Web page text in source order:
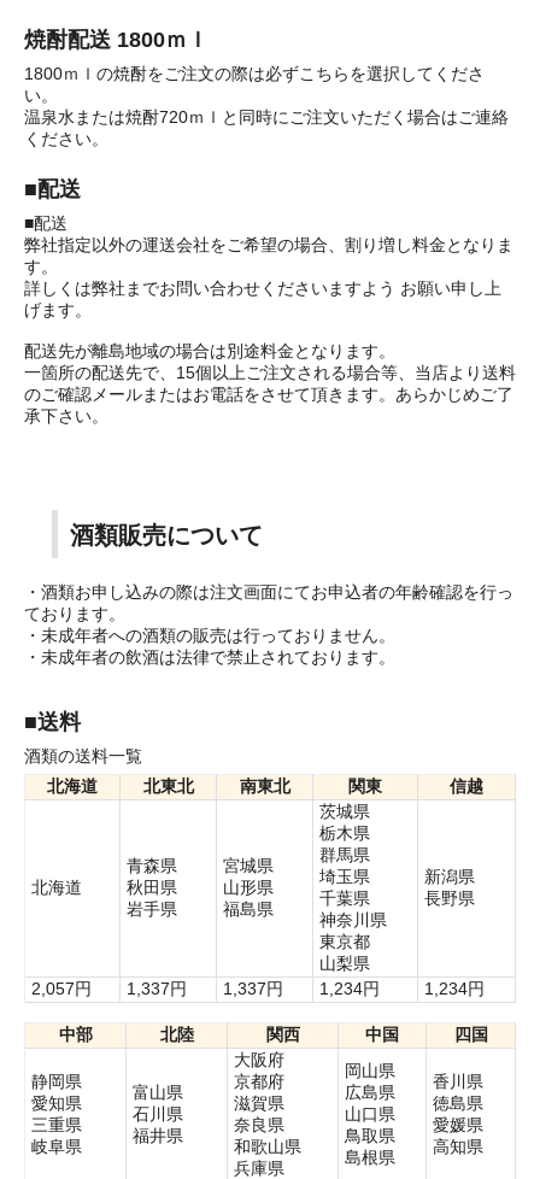
焼酎配送 1800ｍｌ
1800ｍｌの焼酎をご注文の際は必ずこちらを選択してくださ
い。
温泉水または焼酎720ｍｌと同時にご注文いただく場合はご連絡
ください。
■配送
■配送
弊社指定以外の運送会社をご希望の場合、割り増し料金となりま
す。
詳しくは弊社までお問い合わせくださいますよう お願い申し上
げます。
配送先が離島地域の場合は別途料金となります。
一箇所の配送先で、15個以上ご注文される場合等、当店より送料
のご確認メールまたはお電話をさせて頂きます。あらかじめご了
承下さい。
酒類販売について
・酒類お申し込みの際は注文画面にてお申込者の年齢確認を行っ
ております。
・未成年者への酒類の販売は行っておりません。
・未成年者の飲酒は法律で禁止されております。
■送料
酒類の送料一覧
北海道
北東北 南東北 関東 信越
北海道
青森県
秋田県
岩手県
宮城県
山形県
福島県
茨城県
栃木県
群馬県
埼玉県
千葉県
神奈川県
東京都
山梨県
新潟県
長野県
2,057円 1,337円 1,337円 1,234円 1,234円
中部 北陸 関西 中国 四国
静岡県
愛知県
三重県
岐阜県
富山県
石川県
福井県
大阪府
京都府
滋賀県
奈良県
和歌山県
兵庫県
岡山県
広島県
山口県
鳥取県
島根県
香川県
徳島県
愛媛県
高知県